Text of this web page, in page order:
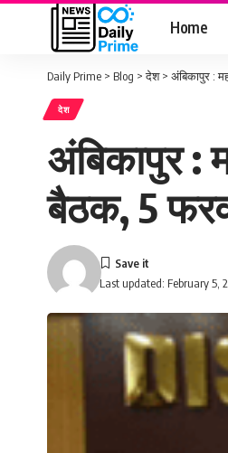
Home
Daily Prime > Blog >देश> अंबिकापुर :
देश
अंबिकापुर :
बैठक, 5
Last updated: February 5,